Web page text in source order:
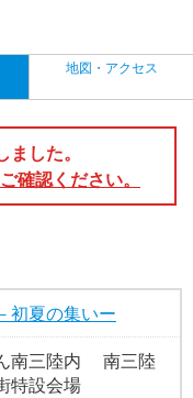
地図・アクセス
した。
確認ください。
初夏の集いー
南三陸内 南三陸
特設会場